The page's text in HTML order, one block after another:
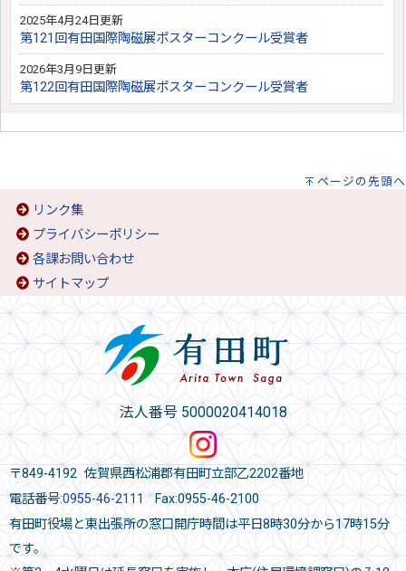
2025年4月24日更新
第121回有田国際陶磁展ポスターコンクール受賞者
2026年3月9日更新
第122回有田国際陶磁展ポスターコンクール受賞者
ページの先頭へ
リンク集
プライバシーポリシー
各課お問い合わせ
サイトマップ
法人番号 5000020414018
〒849-4192 佐賀県西松浦郡有田町立部乙2202番地
電話番号:0955-46-2111 Fax:0955-46-2100
有田町役場と東出張所の窓口開庁時間は平日8時30分から17時15分
です。